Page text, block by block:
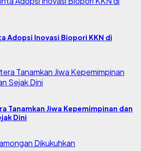
Adopsi Inovasi Biopori KKN di
Tanamkan Jiwa Kepemimpinan dan
Dini